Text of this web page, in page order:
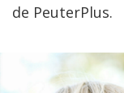
de PeuterPlus.